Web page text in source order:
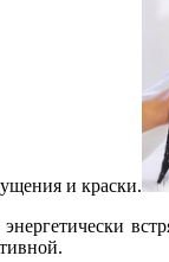
и краски.